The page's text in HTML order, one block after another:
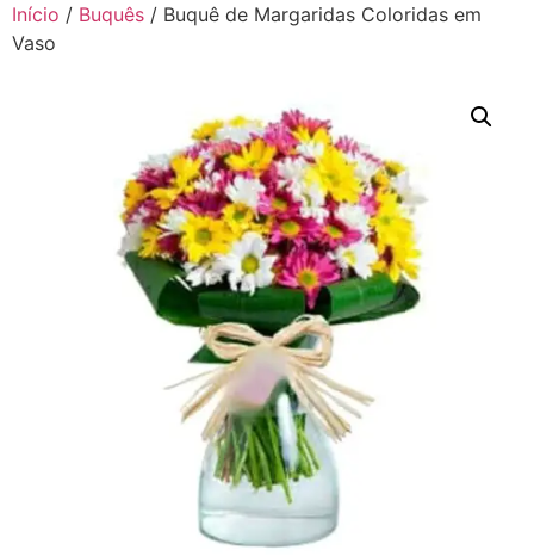
Início / Buquês / Buquê de Margaridas Coloridas em
Vaso